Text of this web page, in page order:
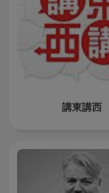
講東講西